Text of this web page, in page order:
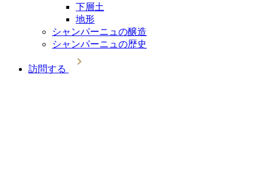
下層土
地形
シャンパーニュの醸造
シャンパーニュの歴史
訪問する